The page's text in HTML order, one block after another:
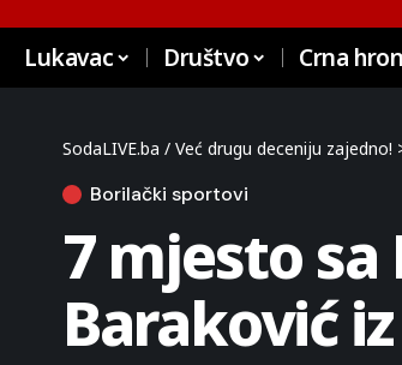
Lukavac Društvo Crna
SodaLIVE.ba / Već drugu deceniju zajedno!
Borilački sportovi
7 mjesto
Baraković iz